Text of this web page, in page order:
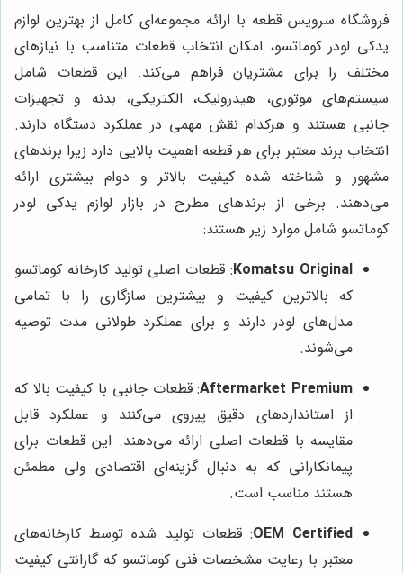
فروشگاه سرویس قطعه با ارائه مجموعه‌ای کامل از بهترین لوازم
یدکی لودر کوماتسو، امکان انتخاب قطعات متناسب با نیازهای
مختلف را برای مشتریان فراهم می‌کند. این قطعات شامل
سیستم‌های موتوری، هیدرولیک، الکتریکی، بدنه و تجهیزات
جانبی هستند و هرکدام نقش مهمی در عملکرد دستگاه دارند.
انتخاب برند معتبر برای هر قطعه اهمیت بالایی دارد زیرا برندهای
مشهور و شناخته شده کیفیت بالاتر و دوام بیشتری ارائه
می‌دهند. برخی از برندهای مطرح در بازار لوازم یدکی لودر
کوماتسو شامل موارد زیر هستند:
Komatsu Original: قطعات اصلی تولید کارخانه کوماتسو
که بالاترین کیفیت و بیشترین سازگاری را با تمامی
مدل‌های لودر دارند و برای عملکرد طولانی مدت توصیه
می‌شوند.
Aftermarket Premium: قطعات جانبی با کیفیت بالا که
از استانداردهای دقیق پیروی می‌کنند و عملکرد قابل
مقایسه با قطعات اصلی ارائه می‌دهند. این قطعات برای
پیمانکارانی که به دنبال گزینه‌ای اقتصادی ولی مطمئن
هستند مناسب است.
OEM Certified: قطعات تولید شده توسط کارخانه‌های
معتبر با رعایت مشخصات فنی کوماتسو که گارانتی کیفیت